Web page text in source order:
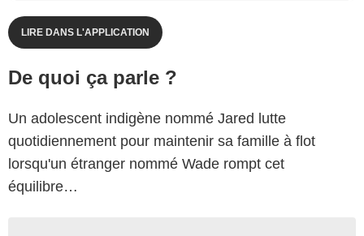
LIRE DANS L'APPLICATION
De quoi ça parle ?
Un adolescent indigène nommé Jared lutte
quotidiennement pour maintenir sa famille à flot
lorsqu'un étranger nommé Wade rompt cet
équilibre…